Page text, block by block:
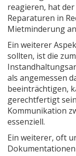
reagieren, hat
Reparaturen in
Mietminderung
Ein weiterer
sollten, ist die
als angemessen
beeinträchtigen,
gerechtfertigt
Kommunikation
essenziell.
Ein weiterer, oft